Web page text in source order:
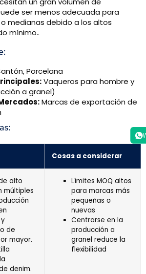
ser menos adecuada para
medianas debido a los altos
mínimo..
Porcelana
Vaqueros para hombre y
a granel)
Marcas de exportación de
Cosas a considerar
alto
múltiples
de
mayor.
denim.
Límites MOQ altos
para marcas más
pequeñas o
nuevas
Centrarse en la
producción a
granel reduce la
flexibilidad